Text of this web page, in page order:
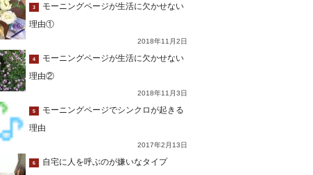
3
モーニングページが生活に欠かせない
理由①
2018年11月2日
4
モーニングページが生活に欠かせない
理由②
2018年11月3日
5
モーニングページでシンクロが起きる
理由
2017年2月13日
6 自宅に人を呼ぶのが嫌いなタイプ